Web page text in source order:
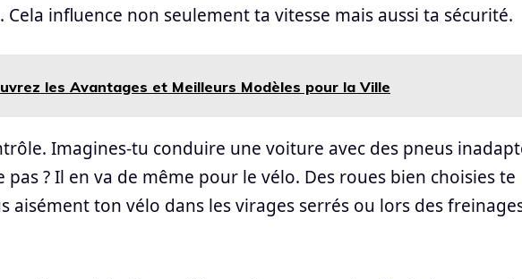
influence non seulement ta vitesse mais aussi ta sécurité.
les Avantages et Meilleurs Modèles pour la Ville
Imagines-tu conduire une voiture avec des pneus
pas ? Il en va de même pour le vélo. Des roues bien choisies te
aisément ton vélo dans les virages serrés ou lors des